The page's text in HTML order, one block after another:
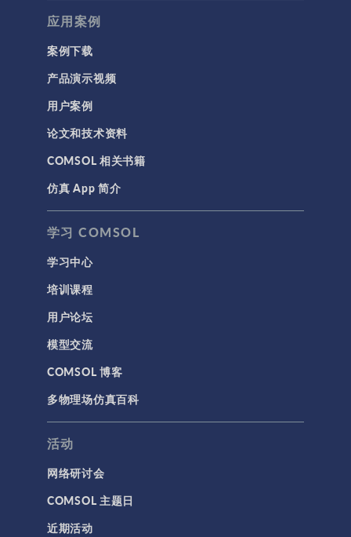
应用案例
案例下载
产品演示视频
用户案例
论文和技术资料
COMSOL 相关书籍
仿真 App 简介
学习 COMSOL
学习中心
培训课程
用户论坛
模型交流
COMSOL 博客
多物理场仿真百科
活动
网络研讨会
COMSOL 主题日
近期活动